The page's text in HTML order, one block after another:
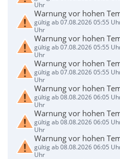
Uhr
Warnung vor hohen
gültig ab 07.08.2026 05:55
Uhr
Warnung vor hohen
gültig ab 07.08.2026 05:55
Uhr
Warnung vor hohen
gültig ab 07.08.2026 05:55
Uhr
Warnung vor hohen
gültig ab 08.08.2026 06:05
Uhr
Warnung vor hohen
gültig ab 08.08.2026 06:05
Uhr
Warnung vor hohen
gültig ab 08.08.2026 06:05
Uhr